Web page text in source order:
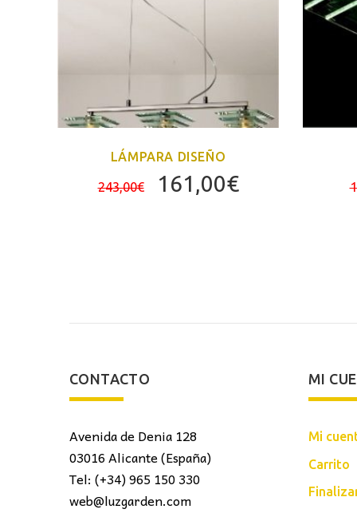
LÁMPARA DISEÑO
243,00€
El
161,00€El
CONTACTO
Avenida de Denia 128
03016 Alicante (España)
Tel: (+34) 965 150 330
web@luzgarden.com
MI
Mi
Carrito